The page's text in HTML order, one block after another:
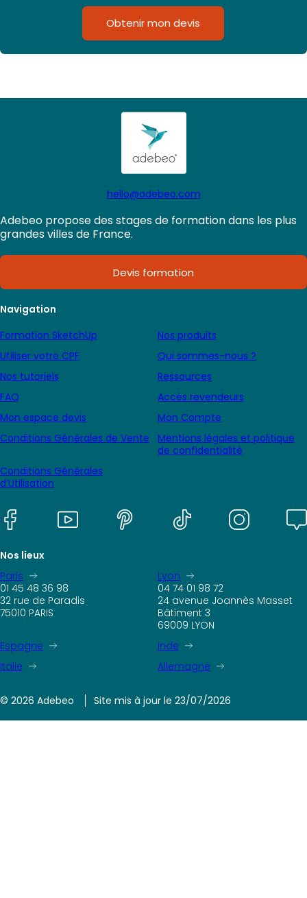
Obtenir mon devis
hello@adebeo.com
Adebeo propose des stages de formation dans les plus
grandes villes de France.
Devis formation
Navigation
Formation SketchUp
Nos produits
Utiliser votre CPF
Qui sommes-nous ?
Nos tutoriels
Ressources
FAQ
Accès revendeurs
Mon espace devis
Mon Compte
Conditions Générales de Vente
Mentions légales et politique
de confidentialité
Conditions Générales
d’Utilisation
Nos lieux
Paris
01 45 48 36 98
32 rue de Paradis
75010 PARIS
Lyon
04 74 01 98 72
24 avenue Joannès Masset
Bâtiment 3
69009 LYON
Espagne
Inde
Italie
Allemagne
© 2026 Adebeo Site mis à jour le 23/07/2026